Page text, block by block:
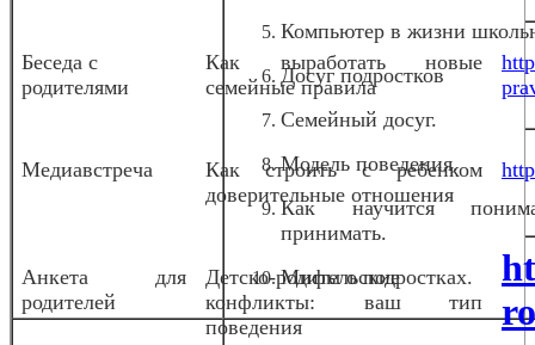
Беседа с
родителями
Как выработать новые
семейные правила
Медиавстреча
Как строить с ребенком
доверительные отношения
Анкета для
родителей
Детско-родительские
конфликты: ваш тип
поведения
Компьютер в жизни
Досуг подростков
Семейный досуг.
Модель поведения.
Как научится
принимать.
Мифы о подростках.